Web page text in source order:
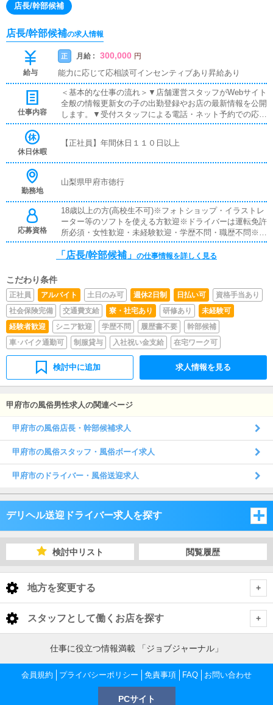
店長/幹部候補
店長/幹部候補の求人情報
給与
正 月給 : 300,000 円
能力に応じて応相談可インセンティブあり昇給あり
仕事内容
＜基本的な仕事の流れ＞▼店舗運営スタッフがWebサイト
全般の情報更新女の子の出勤登録やお店の最新情報を公開
します。▼受付スタッフによる電話・ネット予約での応対
お客様からの問い合わせやご予約を確認します。▼ドライ
で安全に送り届けて頂きます。▼寮・待機場の清掃女の子
デザイナーやフォトグラファーに発注依頼を行います。
休日休暇
【正社員】年間休日１１０日以上
勤務地
山梨県甲府市徳行
応募資格
18歳以上の方(高校生不可)※フォトショップ・イラストレ
ーター等のソフトを使える方歓迎※ドライバーは運転免許
所必須・女性歓迎・未経験歓迎・学歴不問・職歴不問※18
歳未満（高校生を含む）の応募はお断りします。
「店長/幹部候補」 の仕事情報を詳しく見る
こだわり条件
正社員 アルバイト 土日のみ可 週休2日制 日払い可
資格手当あり
社会保険完備
交通費支給 寮・社宅あり 研修あり
未経験可
経験者歓迎
シニア歓迎 学歴不問 履歴書不要
幹部候補
車･バイク通勤可
制服貸与 入社祝い金支給 在宅ワーク可
検討中に追加 求人情報を見る
甲府市の風俗男性求人の関連ページ
甲府市の風俗店長・幹部候補求人
甲府市の風俗スタッフ・風俗ボーイ求人
甲府市のドライバー・風俗送迎求人
デリヘル送迎ドライバー求人を探す
新潟県
下越 デリヘル送迎ドライバー
新潟市 デリヘル送迎ドライバー
中越
中越 デリヘル送迎ドライバー
長野・千曲・須坂・中野
長野・千曲・須坂・中野 デリヘル送迎ドライバー
山梨県 デリヘル送迎ドライバー
検討中リスト 閲覧履歴
地方を変更する
< 全国トップ
北海道 男性高収入
東北 男性高収入
南関東 男性高収入
スタッフとして働くお店を探す
新潟県
新潟 男性高収入
長野県
仕事に役立つ情報満載 「ジョブジャーナル」
会員規約 プライバシーポリシー 免責事項 FAQ お問い合わせ
PCサイト